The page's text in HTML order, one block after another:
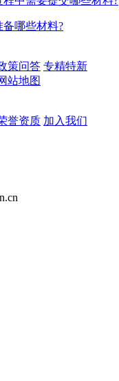
备哪些材料?
策问答 专精特新
站地图
誉资质 加入我们